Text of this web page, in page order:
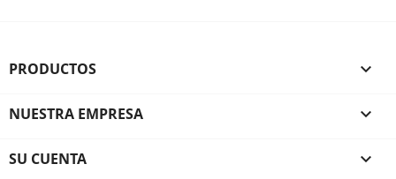
PRODUCTOS 
NUESTRA EMPRESA 
SU CUENTA 